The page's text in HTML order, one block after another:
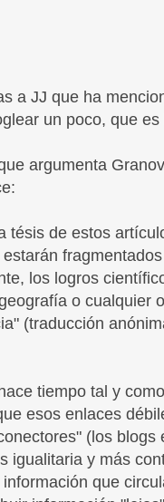
a JJ que ha
un poco, que es
argumenta
tésis de estos
los logros
o cualquier
(traducción
tiempo tal y
esos enlaces
(los blogs
igualitaria y más
que